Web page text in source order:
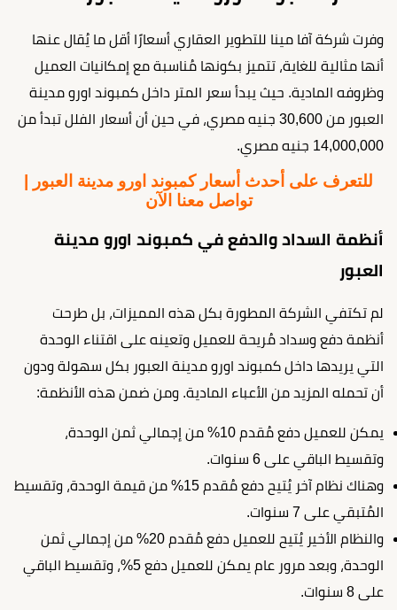
وفرت شركة آفا مينا للتطوير العقاري أسعارًا أقل ما يُقال عنها
أنها مثالية للغاية، تتميز بكونها مُناسبة مع إمكانيات العميل
وظروفه المادية. حيث يبدأ سعر المتر داخل كمبوند اورو مدينة
العبور من 30,600 جنيه مصري، في حين أن أسعار الفلل تبدأ من
14,000,000 جنيه مصري.
للتعرف على أحدث أسعار كمبوند اورو مدينة العبور |
تواصل معنا الآن
أنظمة السداد والدفع في كمبوند اورو مدينة
العبور
لم تكتفي الشركة المطورة بكل هذه المميزات، بل طرحت
أنظمة دفع وسداد مُريحة للعميل وتعينه على اقتناء الوحدة
التي يريدها داخل كمبوند اورو مدينة العبور بكل سهولة ودون
أن تحمله المزيد من الأعباء المادية. ومن ضمن هذه الأنظمة:
يمكن للعميل دفع مُقدم 10% من إجمالي ثمن الوحدة،
وتقسيط الباقي على 6 سنوات.
وهناك نظام آخر يُتيح دفع مُقدم 15% من قيمة الوحدة، وتقسيط
المُتبقي على 7 سنوات.
والنظام الأخير يُتيح للعميل دفع مُقدم 20% من إجمالي ثمن
الوحدة، وبعد مرور عام يمكن للعميل دفع 5%، وتقسيط الباقي
على 8 سنوات.